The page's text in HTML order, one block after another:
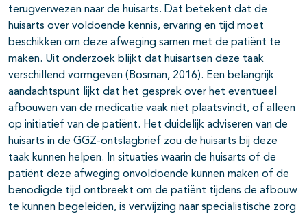
terugverwezen naar de huisarts. Dat betekent dat de
huisarts over voldoende kennis, ervaring en tijd moet
beschikken om deze afweging samen met de patiënt te
maken. Uit onderzoek blijkt dat huisartsen deze taak
verschillend vormgeven (Bosman, 2016). Een belangrijk
aandachtspunt lijkt dat het gesprek over het eventueel
afbouwen van de medicatie vaak niet plaatsvindt, of alleen
op initiatief van de patiënt. Het duidelijk adviseren van de
huisarts in de GGZ-ontslagbrief zou de huisarts bij deze
taak kunnen helpen. In situaties waarin de huisarts of de
patiënt deze afweging onvoldoende kunnen maken of de
benodigde tijd ontbreekt om de patiënt tijdens de afbouw
te kunnen begeleiden, is verwijzing naar specialistische zorg